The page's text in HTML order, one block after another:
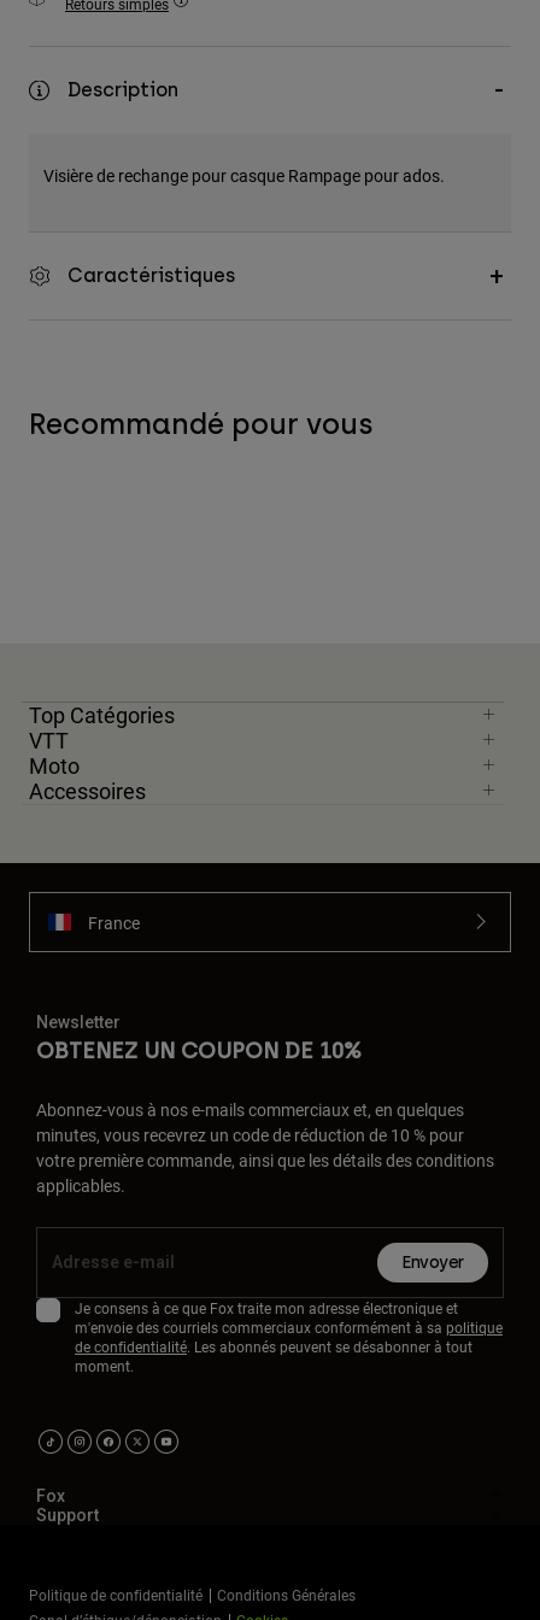
Accessoires
Voir tout
Description
Visière de rechange pour casque Rampage pour ados.
Caractéristiques
Recommandé pour vous
Top Catégories
VTT
Moto
Accessoires
France
Newsletter
OBTENEZ UN COUPON DE 10%
Abonnez-vous à nos e-mails commerciaux et, en quelques
minutes, vous recevrez un code de réduction de 10 % pour
votre première commande, ainsi que les détails des conditions
applicables.
Envoyer
Je consens à ce que Fox traite mon adresse électronique et
m'envoie des courriels commerciaux conformément à sa politique
de confidentialité. Les abonnés peuvent se désabonner à tout
moment.
Fox
Support
Politique de confidentialité
Conditions Générales